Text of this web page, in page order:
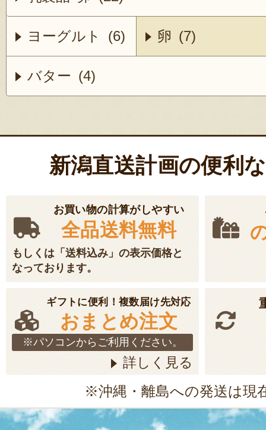
ヨーグルト (6) 卵 (7)
バター (4)
新潟直送計画の便利
お買い物の計算がしやすい
全品送料無料
もしくは「送料込み」の表示価格と
なっております。
ギフトに便利！複数届け先対応
おまとめ注文
※パソコンからご利用ください。
詳しく見る
※沖縄・離島への発送は現